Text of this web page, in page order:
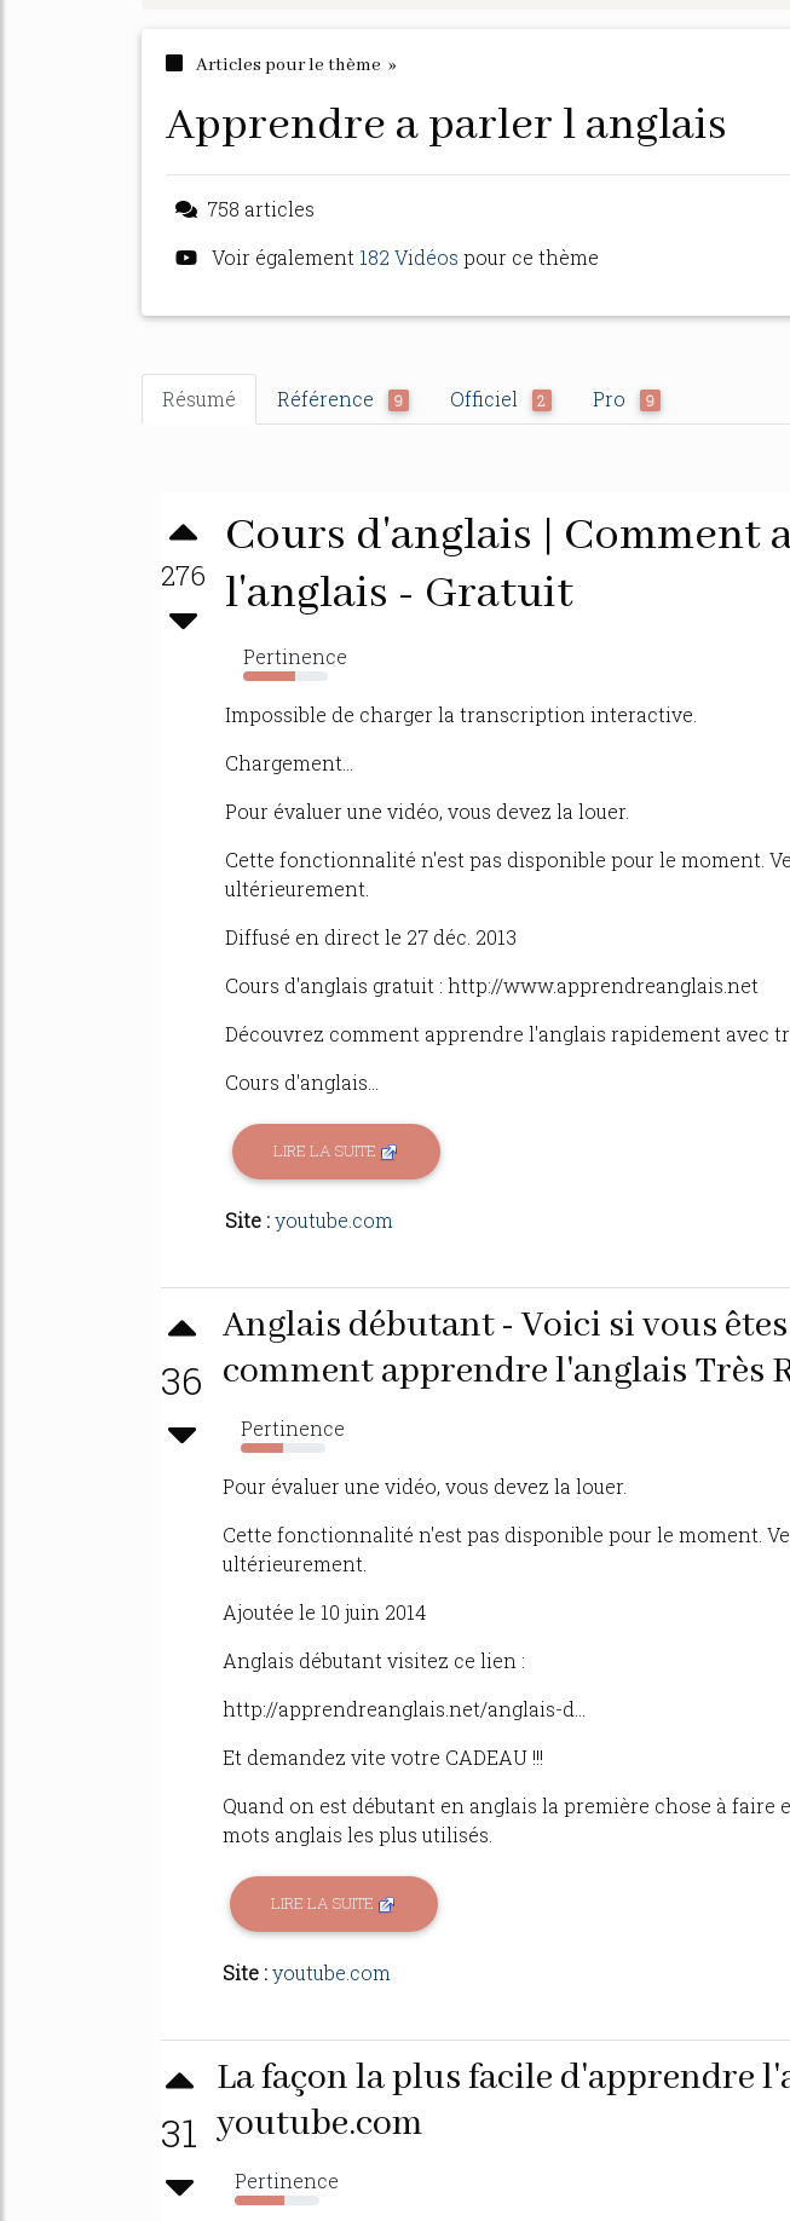
Articles pour le thème »
apprendre a parler l anglais
758 articles
Voir également 182 Vidéos pour ce thème
Résumé Référence 9 Officiel 2 Pro 9
276
Cours d'anglais | Comment
l'anglais - Gratuit
Pertinence
61%
Impossible de charger la transcription interactive.
Chargement...
Pour évaluer une vidéo, vous devez la louer.
Cette fonctionnalité n'est pas disponible pour le moment.
ultérieurement.
Diffusé en direct le 27 déc. 2013
Cours d'anglais gratuit : http://www.apprendreanglais.net
Découvrez comment apprendre l'anglais rapidement avec
Cours d'anglais...
LIRE LA SUITE
Site :youtube.com
36
Anglais débutant - Voici si vous
comment apprendre l'anglais Très
Pertinence
50%
Pour évaluer une vidéo, vous devez la louer.
Cette fonctionnalité n'est pas disponible pour le moment.
ultérieurement.
Ajoutée le 10 juin 2014
Anglais débutant visitez ce lien :
http://apprendreanglais.net/anglais-d...
Et demandez vite votre CADEAU !!!
Quand on est débutant en anglais la première chose à faire
mots anglais les plus utilisés.
LIRE LA SUITE
Site :youtube.com
31
La façon la plus facile d'apprendre
youtube.com
Pertinence
58%